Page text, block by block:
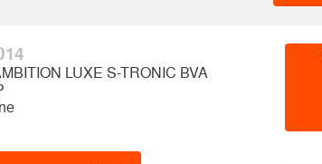
LUXE S-TRONIC BVA